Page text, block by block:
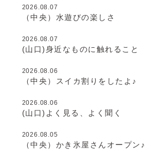
2026.08.07
（中央）水遊びの楽しさ
2026.08.07
(山口)身近なものに触れること
2026.08.06
（中央）スイカ割りをしたよ♪
2026.08.06
(山口)よく見る、よく聞く
2026.08.05
（中央）かき氷屋さんオープン♪